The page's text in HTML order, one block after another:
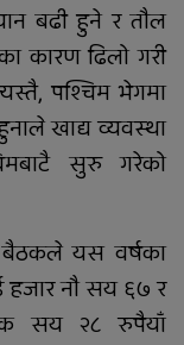
बढी हुने र तौल
कारण ढिलो गरी
पश्चिम भेगमा
खाद्य व्यवस्था
सुरु गरेको
बैठकले यस वर्षका
हजार नौ सय ६७ र
सय २८ रुपैयाँ